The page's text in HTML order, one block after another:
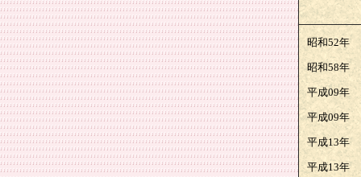
昭和52年
昭和58年
平成09年
平成09年
平成13年
平成13年